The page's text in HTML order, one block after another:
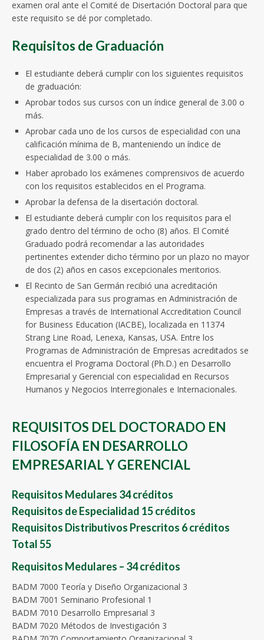
examen oral ante el Comité de Disertación Doctoral para que
este requisito se dé por completado.
Requisitos de Graduación
El estudiante deberá cumplir con los siguientes requisitos
de graduación:
Aprobar todos sus cursos con un índice general de 3.00 o
más.
Aprobar cada uno de los cursos de especialidad con una
calificación mínima de B, manteniendo un índice de
especialidad de 3.00 o más.
Haber aprobado los exámenes comprensivos de acuerdo
con los requisitos establecidos en el Programa.
Aprobar la defensa de la disertación doctoral.
El estudiante deberá cumplir con los requisitos para el
grado dentro del término de ocho (8) años. El Comité
Graduado podrá recomendar a las autoridades
pertinentes extender dicho término por un plazo no mayor
de dos (2) años en casos excepcionales meritorios.
El Recinto de San Germán recibió una acreditación
especializada para sus programas en Administración de
Empresas a través de International Accreditation Council
for Business Education (IACBE), localizada en 11374
Strang Line Road, Lenexa, Kansas, USA. Entre los
Programas de Administración de Empresas acreditados se
encuentra el Programa Doctoral (Ph.D.) en Desarrollo
Empresarial y Gerencial con especialidad en Recursos
Humanos y Negocios Interregionales e Internacionales.
REQUISITOS DEL DOCTORADO EN
FILOSOFÍA EN DESARROLLO
EMPRESARIAL Y GERENCIAL
Requisitos Medulares 34 créditos
Requisitos de Especialidad 15 créditos
Requisitos Distributivos Prescritos 6 créditos
Total 55
Requisitos Medulares – 34 créditos
BADM 7000 Teoría y Diseño Organizacional 3
BADM 7001 Seminario Profesional 1
BADM 7010 Desarrollo Empresarial 3
BADM 7020 Métodos de Investigación 3